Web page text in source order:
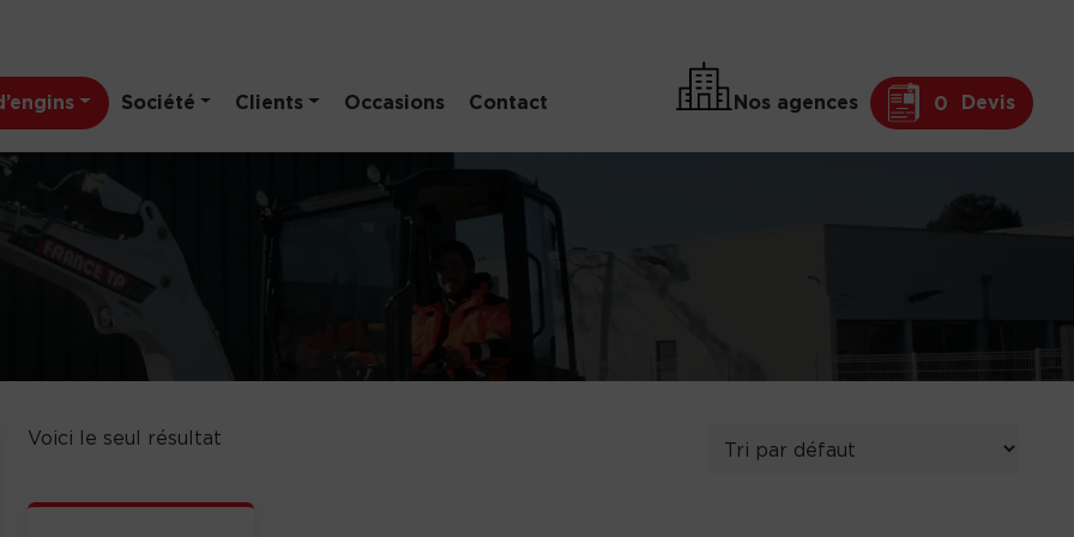
Société Clients Occasions Contact Nos agences 0 Devis
Voici le seul résultat